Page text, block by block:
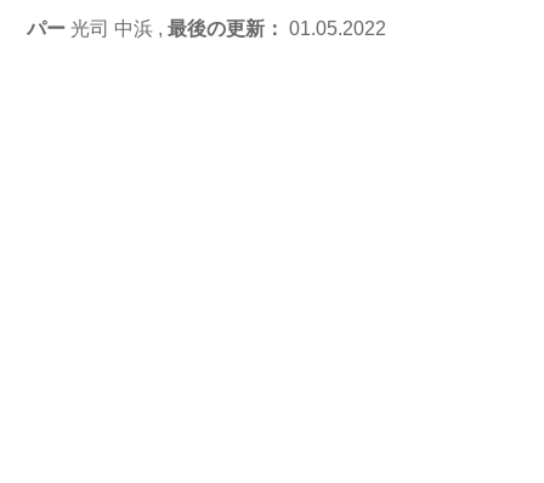
パー 光司 中浜 ,最後の更新：01.05.2022